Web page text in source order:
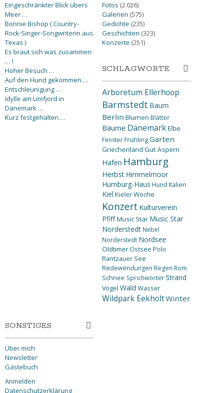
Eingeschränkter Blick übers
Meer …
Bonnie Bishop ( Country-
Rock-Singer-Songwriterin aus
Texas )
Es braut sich was zusammen
… !
Hoher Besuch …
Auf den Hund gekommen …
Entschleunigung …
Idylle am Limfjord in
Dänemark …
Kurz festgehalten …
Fotos (2.026)
Galerien (575)
Gedichte (235)
Geschichten (323)
Konzerte (251)
SCHLAGWORTE
Arboretum Ellerhoop
Barmstedt Baum
Berlin Blumen Blätter
Bäume DänemarkElbe
FensterFrühlingGarten
Griechenland Gut Aspern
Hafen Hamburg
Herbst Himmelmoor
Humburg-Haus Hund Italien
Kiel Kieler Woche
Konzert Kulturverein
PfiffMusic Star Music Star
Norderstedt Nebel
Norderstedt Nordsee
OldtimerOstsee Polo
Rantzauer See
Redewendungen Regen Rom
Schnee SprichwörterStrand
Vogel Wald Wasser
Wildpark EekholtWinter
SONSTIGES
Über mich
Newsletter
Gästebuch
Anmelden
Datenschutzerklärung